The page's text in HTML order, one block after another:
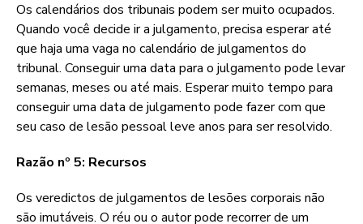
Os calendários dos tribunais podem ser muito ocupados.
Quando você decide ir a julgamento, precisa esperar até
que haja uma vaga no calendário de julgamentos do
tribunal. Conseguir uma data para o julgamento pode levar
semanas, meses ou até mais. Esperar muito tempo para
conseguir uma data de julgamento pode fazer com que
seu caso de lesão pessoal leve anos para ser resolvido.
Razão nº 5: Recursos
Os veredictos de julgamentos de lesões corporais não
são imutáveis. O réu ou o autor pode recorrer de um